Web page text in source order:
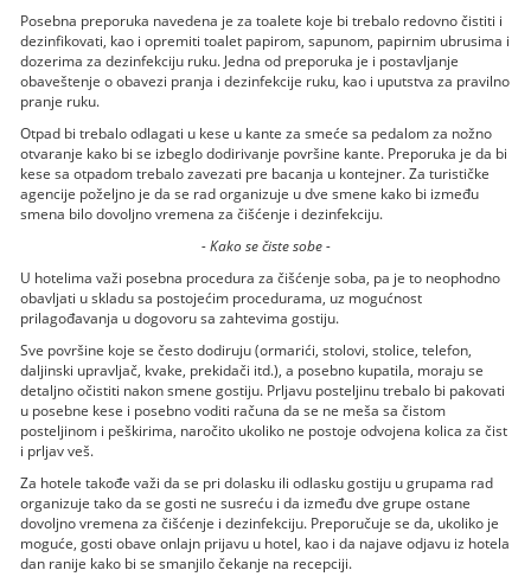
Posebna preporuka navedena je za toalete koje bi trebalo redovno čistiti i
dezinfikovati, kao i opremiti toalet papirom, sapunom, papirnim ubrusima i
dozerima za dezinfekciju ruku. Jedna od preporuka je i postavljanje
obaveštenje o obavezi pranja i dezinfekcije ruku, kao i uputstva za pravilno
pranje ruku.
Otpad bi trebalo odlagati u kese u kante za smeće sa pedalom za nožno
otvaranje kako bi se izbeglo dodirivanje površine kante. Preporuka je da bi
kese sa otpadom trebalo zavezati pre bacanja u kontejner. Za turističke
agencije poželjno je da se rad organizuje u dve smene kako bi između
smena bilo dovoljno vremena za čišćenje i dezinfekciju.
- Kako se čiste sobe -
U hotelima važi posebna procedura za čišćenje soba, pa je to neophodno
obavljati u skladu sa postojećim procedurama, uz mogućnost
prilagođavanja u dogovoru sa zahtevima gostiju.
Sve površine koje se često dodiruju (ormarići, stolovi, stolice, telefon,
daljinski upravljač, kvake, prekidači itd.), a posebno kupatila, moraju se
detaljno očistiti nakon smene gostiju. Prljavu posteljinu trebalo bi pakovati
u posebne kese i posebno voditi računa da se ne meša sa čistom
posteljinom i peškirima, naročito ukoliko ne postoje odvojena kolica za čist
i prljav veš.
Za hotele takođe važi da se pri dolasku ili odlasku gostiju u grupama rad
organizuje tako da se gosti ne susreću i da između dve grupe ostane
dovoljno vremena za čišćenje i dezinfekciju. Preporučuje se da, ukoliko je
moguće, gosti obave onlajn prijavu u hotel, kao i da najave odjavu iz hotela
dan ranije kako bi se smanjilo čekanje na recepciji.